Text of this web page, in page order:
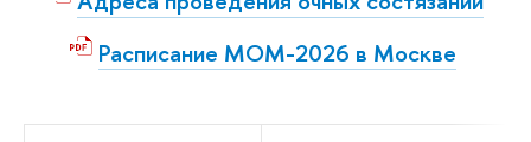
Расписание МОМ-2026 в Москве